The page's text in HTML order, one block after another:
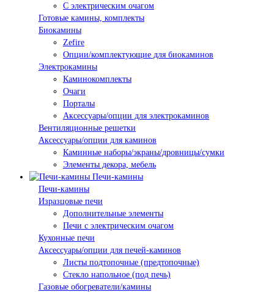
С электрическим очагом
Готовые камины, комплекты
Биокамины
Zefire
Опции/комплектующие для биокаминов
Электрокамины
Каминокомплекты
Очаги
Порталы
Аксессуары/опции для электрокаминов
Вентиляционные решетки
Аксессуары/опции для каминов
Каминные наборы/экраны/дровницы/сумки
Элементы декора, мебель
Печи-камины
Печи-камины
Изразцовые печи
Дополнительные элементы
Печи с электрическим очагом
Кухонные печи
Аксессуары/опции для печей-каминов
Листы подтопочные (предтопочные)
Стекло напольное (под печь)
Газовые обогреватели/камины